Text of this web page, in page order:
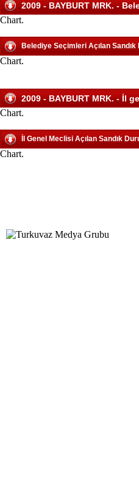
2009 - BAYBURT MRK. -
Chart.
Belediye Seçimleri Açılan Sandık
Chart.
2009 - BAYBURT MRK. - İl
Chart.
İl Genel Meclisi Açılan Sandık
Chart.